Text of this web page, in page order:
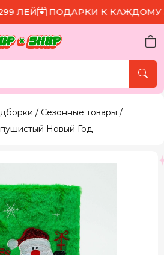
К КАЖДОМУ ЗАКАЗУ
/ Сезонные товары /
Новый Год